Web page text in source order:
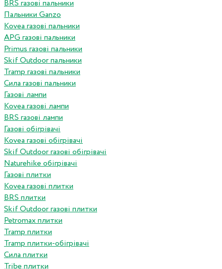
BRS газові пальники
Пальники Ganzo
Kovea газові пальники
APG газові пальники
Primus газові пальники
Skif Outdoor пальники
Tramp газові пальники
Сила газові пальники
Газові лампи
Kovea газові лампи
BRS газові лампи
Газові обігрівачі
Kovea газові обігрівачі
Skif Outdoor газові обігрівачі
Naturehike обігрівачі
Газові плитки
Kovea газові плитки
BRS плитки
Skif Outdoor газові плитки
Petromax плитки
Tramp плитки
Tramp плитки-обігрівачі
Сила плитки
Tribe плитки